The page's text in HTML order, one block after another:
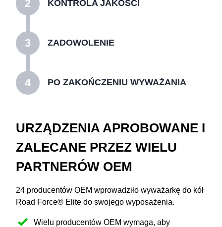
2 KONTROLA JAKOŚCI
3 ZADOWOLENIE
4 PO ZAKOŃCZENIU WYWAŻANIA
URZĄDZENIA APROBOWANE I
ZALECANE PRZEZ WIELU
PARTNERÓW OEM
24 producentów OEM wprowadziło wyważarkę do kół
Road Force® Elite do swojego wyposażenia.
Wielu producentów OEM wymaga, aby